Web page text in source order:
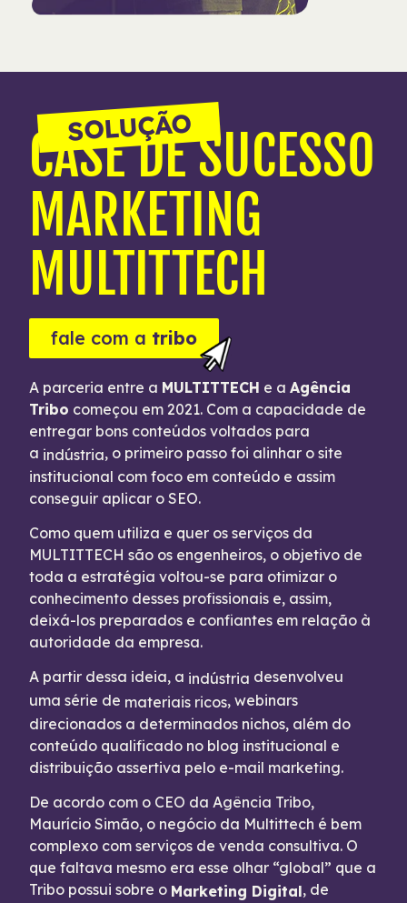
SOLUÇÃO
CASE DE SUCESSO
MARKETING
MULTITTECH
fale com a tribo
A parceria entre a MULTITTECH e aAgência
Tribo começou em 2021. Com a capacidade de
entregar bons conteúdos voltados para
a indústria, o primeiro passo foi alinhar o site
institucional com foco em conteúdo e assim
conseguir aplicar o SEO.
Como quem utiliza e quer os serviços da
MULTITTECH são os engenheiros, o objetivo de
toda a estratégia voltou-se para otimizar o
conhecimento desses profissionais e, assim,
deixá-los preparados e confiantes em relação à
autoridade da empresa.
A partir dessa ideia, a indústria desenvolveu
uma série de materiais ricos, webinars
direcionados a determinados nichos, além do
conteúdo qualificado no blog institucional e
distribuição assertiva pelo e-mail marketing.
De acordo com o CEO da Agência Tribo,
Maurício Simão, o negócio da Multittech é bem
complexo com serviços de venda consultiva. O
que faltava mesmo era esse olhar “global” que a
Tribo possui sobre o Marketing Digital, de